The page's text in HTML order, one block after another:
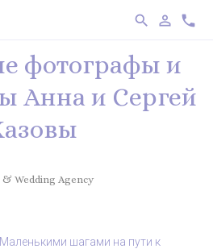
search person_outline phone
фотографы и
Анна и Сергей
Wedding Agency
Маленькими шагами на пути к